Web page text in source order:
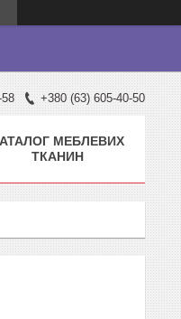
+380 (63) 605-40-50
МЕБЛЕВИХ
ТКАНИН